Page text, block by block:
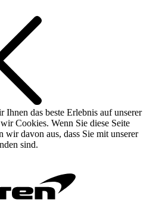
Ihnen das beste Erlebnis auf unserer
Cookies. Wenn Sie diese Seite
wir davon aus, dass Sie mit unserer
sind.